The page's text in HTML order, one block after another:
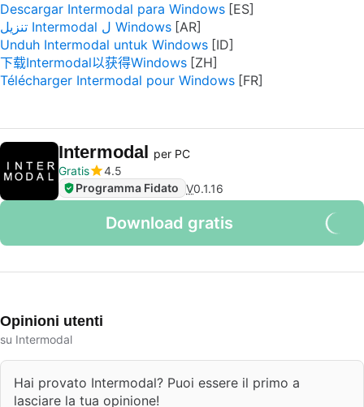
Descargar Intermodal para Windows
تنزيل Intermodal ل Windows
Unduh Intermodal untuk Windows
下载Intermodal以获得Windows
Télécharger Intermodal pour Windows
Intermodal per PC
Gratis
4.5
Programma Fidato V0.1.16
Download gratis
Opinioni utenti
su Intermodal
Hai provato Intermodal? Puoi essere il primo a
lasciare la tua opinione!